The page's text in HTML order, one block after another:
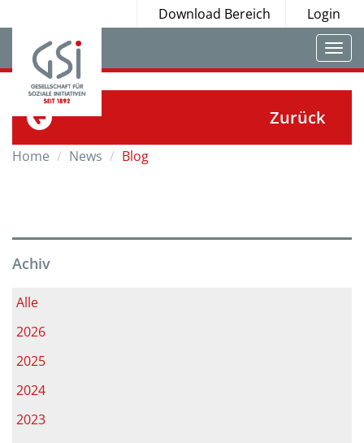
Download Bereich Login
Zurück
Home News Blog
Achiv
Alle
2026
2025
2024
2023